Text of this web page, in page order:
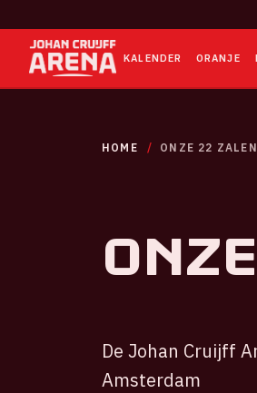
KALENDER ORANJE
HOME ONZE 22 ZALEN
De Johan Cruijff
Amsterdam